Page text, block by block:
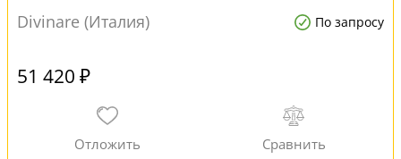
Divinare (Италия)
По запросу
51 420 ₽